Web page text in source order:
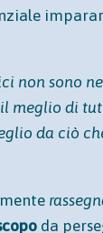
non sono
meglio di
da ciò
da